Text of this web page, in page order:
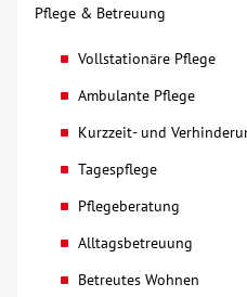
Über uns
Veranstaltungen
Mitmachen
Pflege & Betreuung
Vollstationäre Pflege
Ambulante Pflege
Kurzzeit- und
Tagespflege
Pflegeberatung
Alltagsbetreuung
Betreutes Wohnen